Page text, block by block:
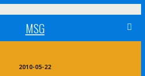
MSG
2010-05-22